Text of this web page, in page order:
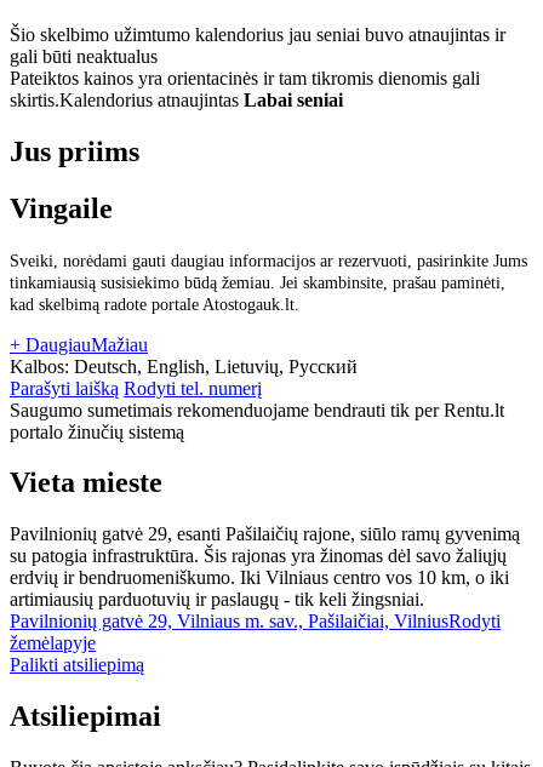
Šio skelbimo užimtumo kalendorius jau seniai buvo atnaujintas ir
gali būti neaktualus
Pateiktos kainos yra orientacinės ir tam tikromis dienomis gali
skirtis.Kalendorius atnaujintas Labai seniai
Jus priims
Vingaile
Sveiki, norėdami gauti daugiau informacijos ar rezervuoti, pasirinkite Jums
tinkamiausią susisiekimo būdą žemiau. Jei skambinsite, prašau paminėti,
kad skelbimą radote portale Atostogauk.lt.
+ DaugiauMažiau
Kalbos: Deutsch, English, Lietuvių, Русский
Parašyti laišką Rodyti tel. numerį
Saugumo sumetimais rekomenduojame bendrauti tik per Rentu.lt
portalo žinučių sistemą
Vieta mieste
Pavilnionių gatvė 29, esanti Pašilaičių rajone, siūlo ramų gyvenimą
su patogia infrastruktūra. Šis rajonas yra žinomas dėl savo žaliųjų
erdvių ir bendruomeniškumo. Iki Vilniaus centro vos 10 km, o iki
artimiausių parduotuvių ir paslaugų - tik keli žingsniai.
Pavilnionių gatvė 29, Vilniaus m. sav., Pašilaičiai, VilniusRodyti
žemėlapyje
Palikti atsiliepimą
Atsiliepimai